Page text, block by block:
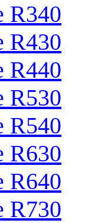
R340
R430
R440
R530
R540
R630
R640
R730